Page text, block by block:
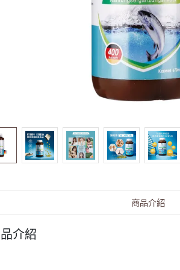
商品介紹
介紹